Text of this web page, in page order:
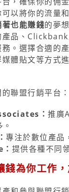
可以將你的流量
著也能賺錢的夢
品、Clickbank
。選擇合適的
體貼文等方式
聯盟行銷平台：
：推廣
專注於數位產品
提供各種不同
錢為你工作